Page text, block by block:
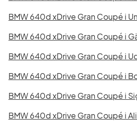
BMW 640d xDrive Gran Coupé i
BMW 640d xDrive Gran Coupé i
BMW 640d xDrive Gran Coupé i
BMW 640d xDrive Gran Coupé i